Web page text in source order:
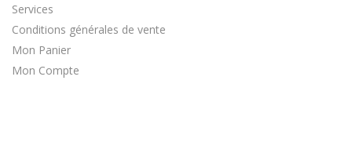
Services
Conditions générales de vente
Mon Panier
Mon Compte